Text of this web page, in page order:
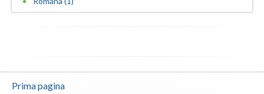
Psihoterapie - Interventie psihoterapeutica in ... (1)
Psihoterapie - Interventie psihoterapeutica in ... (1)
Prima pagina